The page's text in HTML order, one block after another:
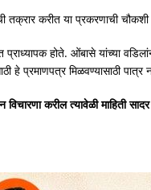
तक्रार करीत या प्रकरणाची
होते. ओंबासे यांच्या
प्रमाणपत्र मिळवण्यासाठी
करील त्यावेळी माहिती